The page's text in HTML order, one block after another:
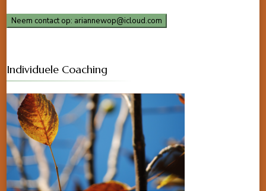
Neem contact op: ariannewop@icloud.com
Individuele Coaching